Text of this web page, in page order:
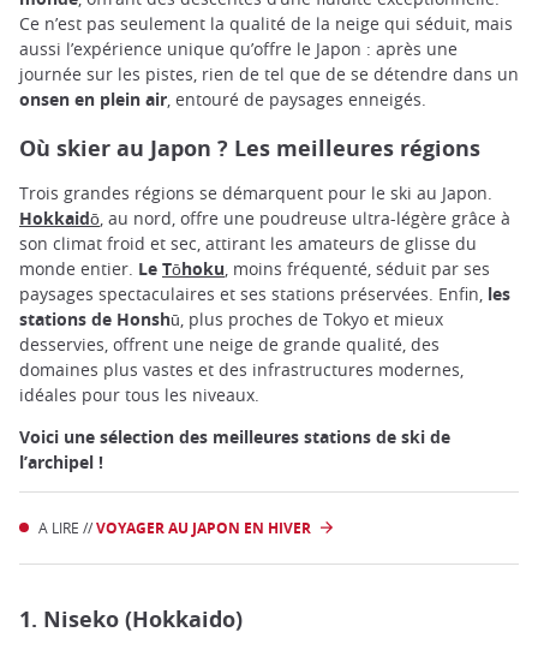
Ce n’est pas seulement la qualité de la neige qui séduit, mais
aussi l’expérience unique qu’offre le Japon : après une
journée sur les pistes, rien de tel que de se détendre dans un
onsen en plein air , entouré de paysages enneigés.
Où skier au Japon ? Les meilleures régions
Trois grandes régions se démarquent pour le ski au Japon.
Hokkaidō , au nord, offre une poudreuse ultra-légère grâce à
son climat froid et sec, attirant les amateurs de glisse du
monde entier. Le Tōhoku , moins fréquenté, séduit par ses
paysages spectaculaires et ses stations préservées. Enfin, les
stations de Honshū , plus proches de Tokyo et mieux
desservies, offrent une neige de grande qualité, des
domaines plus vastes et des infrastructures modernes,
idéales pour tous les niveaux.
Voici une sélection des meilleures stations de ski de
l’archipel !
A LIRE //VOYAGER AU JAPON EN HIVER
1. Niseko (Hokkaido)